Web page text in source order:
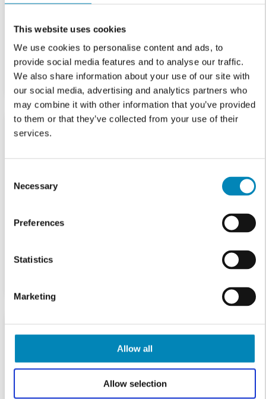
This website uses cookies
We use cookies to personalise content and ads, to
provide social media features and to analyse our traffic.
We also share information about your use of our site with
our social media, advertising and analytics partners who
may combine it with other information that you’ve provided
to them or that they’ve collected from your use of their
services.
Selection
Necessary
Preferences
Statistics
Marketing
Allow all
Allow selection